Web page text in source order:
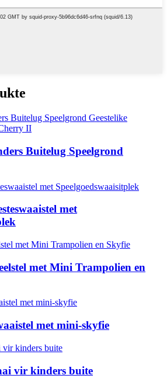
Buitelug Speelgrond
met
met Mini Trampolien en
met mini-skyfie
vir kinders buite